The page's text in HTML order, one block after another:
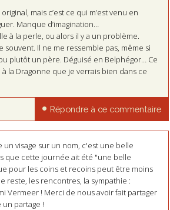
mais c’est ce qui m’est venu en
Manque d’imagination…
à la perle, ou alors il y a un problème.
Il ne me ressemble pas, même si
plutôt un père. Déguisé en Belphégor… Ce
à la Dragonne que je verrais bien dans ce
Répondre à ce commentaire
un visage sur un nom, c'est une belle
que cette journée ait été "une belle
pour les coins et recoins peut être moins
reste, les rencontres, la sympathie :
Vermeer ! Merci de nous avoir fait partager
partage !